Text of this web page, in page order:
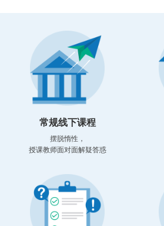
常规线下课程
摆脱惰性，
授课教师面对面解疑答惑